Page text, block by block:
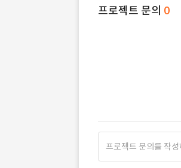
프로젝트 문의 0
프로젝트 문의를 작성